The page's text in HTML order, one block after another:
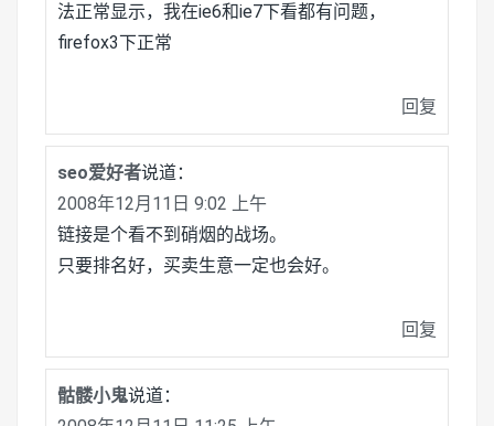
法正常显示，我在ie6和ie7下看都有问题，
firefox3下正常
回复
seo爱好者说道：
2008年12月11日 9:02 上午
链接是个看不到硝烟的战场。
只要排名好，买卖生意一定也会好。
回复
骷髅小鬼说道：